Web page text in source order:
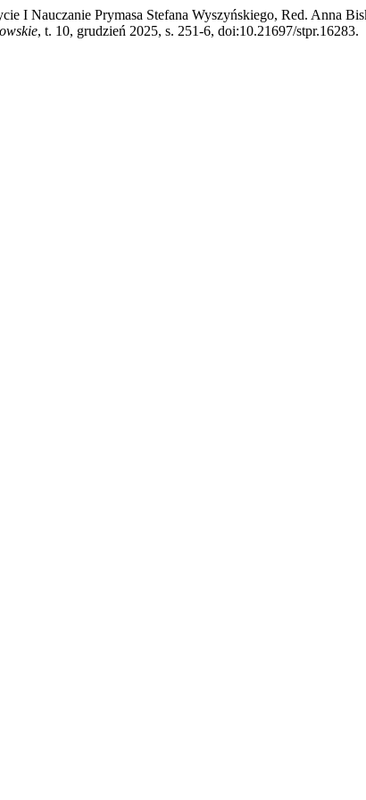
I Nauczanie Prymasa Stefana Wyszyńskiego, Red. Anna
, t. 10, grudzień 2025, s. 251-6, doi:10.21697/stpr.16283.